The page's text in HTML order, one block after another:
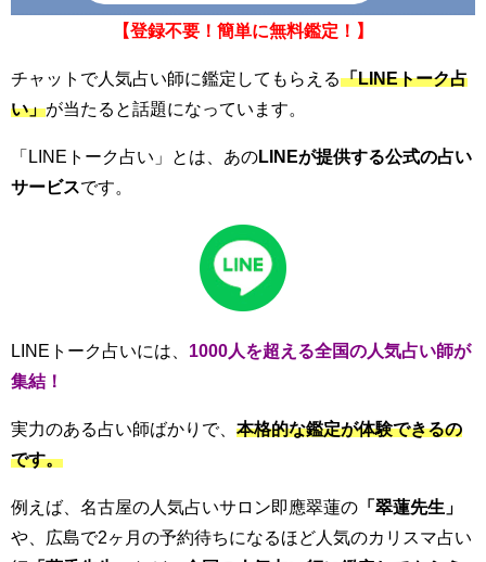
【登録不要！簡単に無料鑑定！】
チャットで人気占い師に鑑定してもらえる「LINEトーク占
い」が当たると話題になっています。
「LINEトーク占い」とは、あのLINEが提供する公式の占い
サービスです。
LINEトーク占いには、 1000人を超える全国の人気占い師が
集結！
実力のある占い師ばかりで、 本格的な鑑定が体験できるの
です。
例えば、名古屋の人気占いサロン即應翠蓮の 「 翠蓮先生」
や、広島で2ヶ月の予約待ちになるほど人気のカリスマ占い